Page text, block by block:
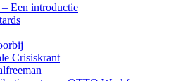
Een introductie
Crisiskrant